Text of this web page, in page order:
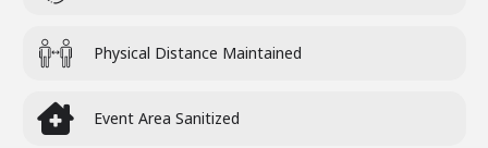
Physical Distance Maintained
Event Area Sanitized